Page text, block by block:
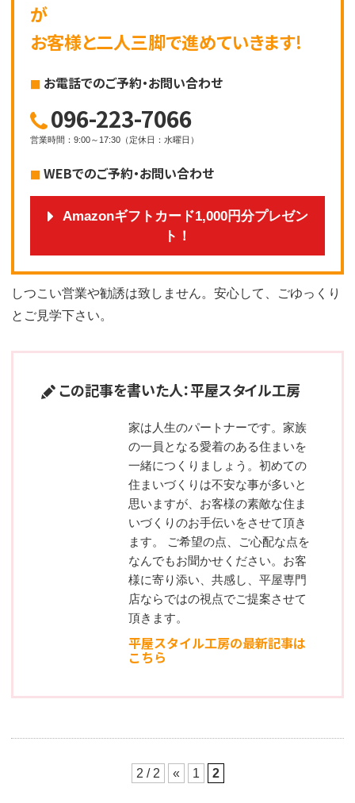
が
お客様と二人三脚で進めていきます!
お電話でのご予約・お問い合わせ
096-223-7066
営業時間 ： 9:00～17:30 （ 定休日 ： 水曜日 ）
WEBでのご予約・お問い合わせ
Amazonギフトカード1,000円分プレゼン
ト！
しつこい営業や勧誘は致しません。安心して、ごゆっくり
とご見学下さい。
この記事を書いた人：平屋スタイル工房
家は人生のパートナーです。家族
の一員となる愛着のある住まいを
一緒につくりましょう。初めての
住まいづくりは不安な事が多いと
思いますが、お客様の素敵な住ま
いづくりのお手伝いをさせて頂き
ます。 ご希望の点、ご心配な点を
なんでもお聞かせください。お客
様に寄り添い、共感し、平屋専門
店ならではの視点でご提案させて
頂きます。
平屋スタイル工房の最新記事は
こちら
2 / 2 « 1 2